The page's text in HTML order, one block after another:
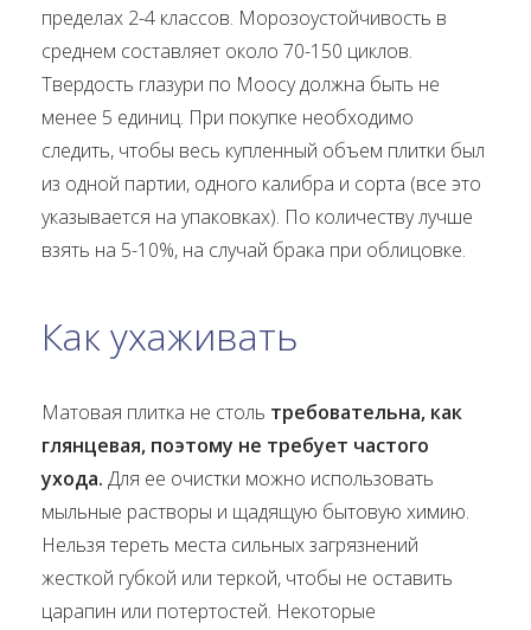
пределах 2-4 классов. Морозоустойчивость в
среднем составляет около 70-150 циклов.
Твердость глазури по Моосу должна быть не
менее 5 единиц. При покупке необходимо
следить, чтобы весь купленный объем плитки был
из одной партии, одного калибра и сорта (все это
указывается на упаковках). По количеству лучше
взять на 5-10%, на случай брака при облицовке.
Как ухаживать
Матовая плитка не столь требовательна, как
глянцевая, поэтому не требует частого
ухода. Для ее очистки можно использовать
мыльные растворы и щадящую бытовую химию.
Нельзя тереть места сильных загрязнений
жесткой губкой или теркой, чтобы не оставить
царапин или потертостей. Некоторые